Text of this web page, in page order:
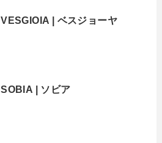
VESGIOIA | ベスジョーヤ
SOBIA | ソビア